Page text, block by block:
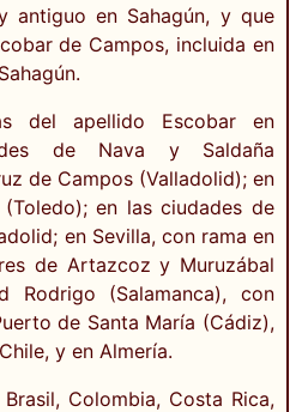
antiguo en Sahagún, y que
de Campos, incluida en
del apellido Escobar en
de Nava y Saldaña
de Campos (Valladolid); en
en las ciudades de
en Sevilla, con rama en
de Artazcoz y Muruzábal
Rodrigo (Salamanca), con
de Santa María (Cádiz),
y en Almería.
Colombia, Costa Rica,